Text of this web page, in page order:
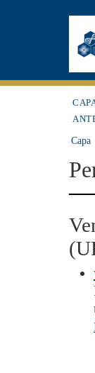
Capa